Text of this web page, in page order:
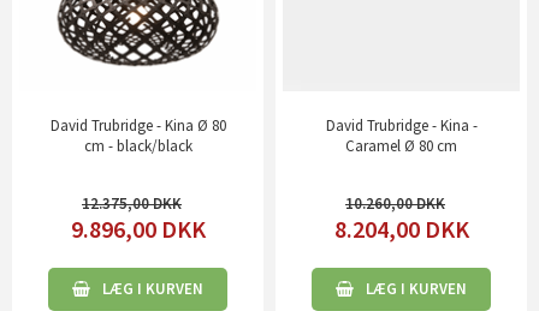
David Trubridge - Kina Ø 80
cm - black/black
12.375,00
9.896,00 DKK
LÆG I KURVEN
David Trubridge - Kina -
Caramel Ø 80 cm
10.260,00
8.204,00 DKK
LÆG I KURVEN